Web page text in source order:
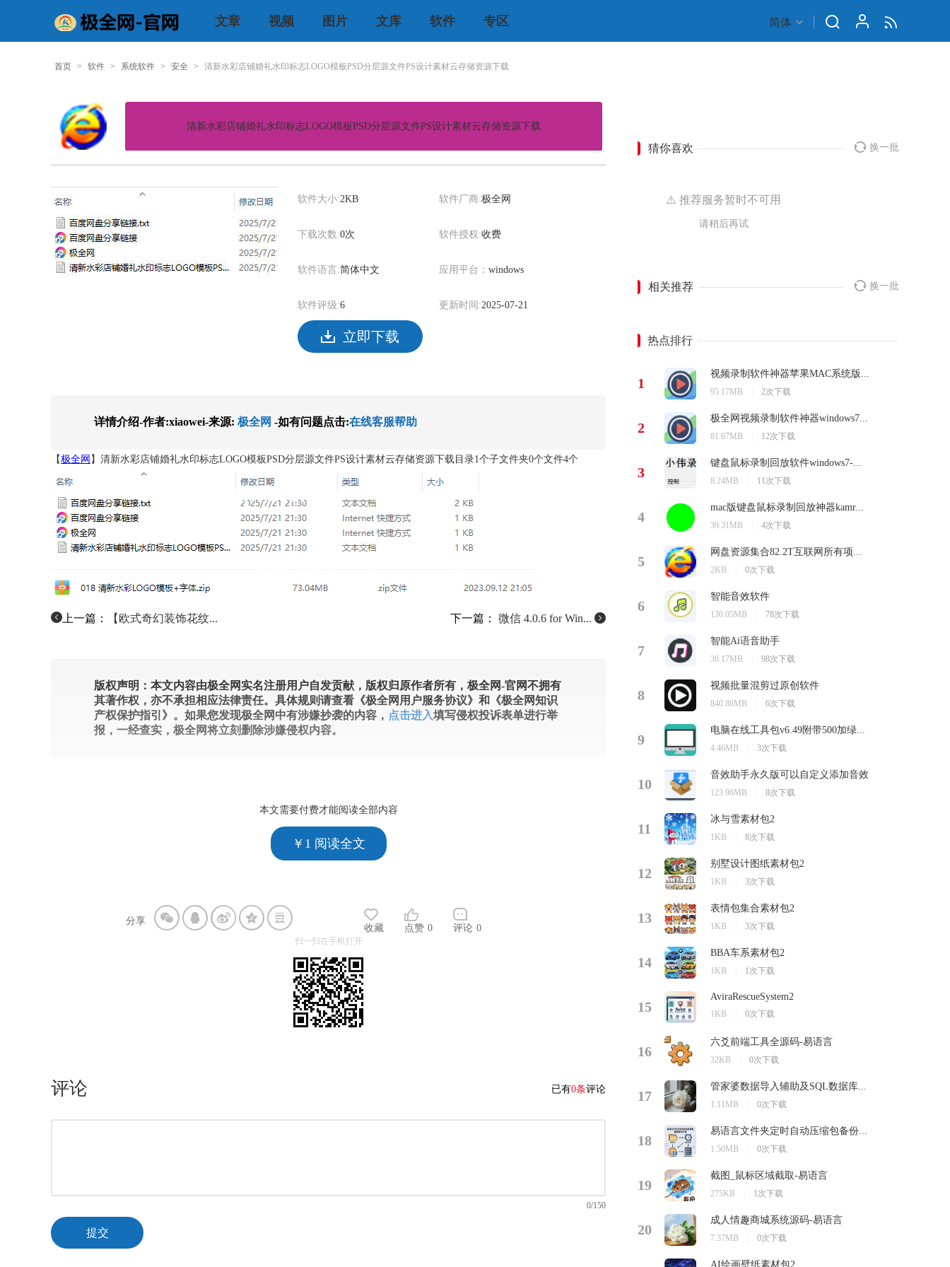
文章 视频 图片 文库 软件 专区 简体
首页 > 软件 > 系统软件 > 安全 > 清新水彩店铺婚礼水印标志LOGO模板PSD分层源文件PS设计素材云存储资源下载
清新水彩店铺婚礼水印标志LOGO模板PSD分层源文件PS设计素材云存储资源下载
软件大小:2KB
下载次数:0次
软件语言:简体中文
软件评级:6
软件厂商:极全网
软件授权:收费
应用平台： windows
更新时间:2025-07-21
立即下载
详情介绍-作者:xiaowei-来源: 极全网 -如有问题点击:在线客服帮助
【极全网 】清新水彩店铺婚礼水印标志LOGO模板PSD分层源文件PS设计素材云存储资源下载目录1个子文件夹0个文件4个
上一篇： 【欧式奇幻装饰花纹... 下一篇： 微信 4.0.6 for Win...
版权声明：本文内容由极全网实名注册用户自发贡献，版权归原作者所有，极全网-官网不拥有
其著作权，亦不承担相应法律责任。具体规则请查看《极全网用户服务协议》和《极全网知识
产权保护指引》。如果您发现极全网中有涉嫌抄袭的内容， 点击进入填写侵权投诉表单进行举
报，一经查实，极全网将立刻删除涉嫌侵权内容。
本文需要付费才能阅读全部内容
￥1 阅读全文
收藏 点赞 0 评论 0
分享
扫一扫在手机打开
评论 已有0条评论
0/150
提交
猜你喜欢 换一批
⚠️ 推荐服务暂时不可用
请稍后再试
相关推荐 换一批
热点排行
1
视频录制软件神器苹果MAC系统版...
95.17MB 2次下载
2
极全网视频录制软件神器windows7...
81.67MB 12次下载
3
键盘鼠标录制回放软件windows7-...
8.24MB 11次下载
4
mac版键盘鼠标录制回放神器kamr...
39.31MB 4次下载
5
网盘资源集合82.2T互联网所有项...
2KB 0次下载
6
智能音效软件
130.05MB 78次下载
7
智能Ai语音助手
30.17MB 98次下载
8
视频批量混剪过原创软件
840.86MB 6次下载
9
电脑在线工具包v6.49附带500加绿...
4.46MB 3次下载
10
音效助手永久版可以自定义添加音效
123.96MB 8次下载
11
冰与雪素材包2
1KB 8次下载
12
别墅设计图纸素材包2
1KB 3次下载
13
表情包集合素材包2
1KB 3次下载
14
BBA车系素材包2
1KB 1次下载
15
AviraRescueSystem2
1KB 0次下载
16
六爻前端工具全源码-易语言
32KB 0次下载
17
管家婆数据导入辅助及SQL数据库...
1.11MB 0次下载
18
易语言文件夹定时自动压缩包备份...
1.50MB 0次下载
19
截图_鼠标区域截取-易语言
275KB 1次下载
20
成人情趣商城系统源码-易语言
7.37MB 0次下载
AI绘画壁纸素材包2